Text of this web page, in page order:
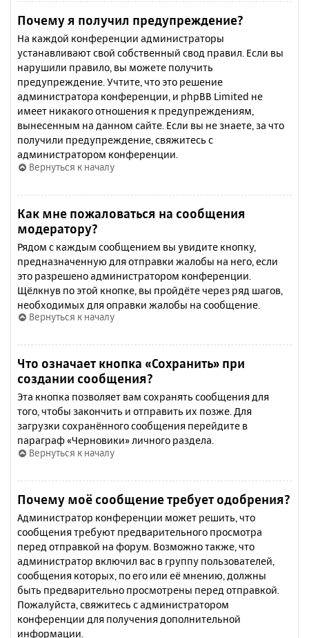
Почему я получил предупреждение?
На каждой конференции администраторы
устанавливают свой собственный свод правил. Если вы
нарушили правило, вы можете получить
предупреждение. Учтите, что это решение
администратора конференции, и phpBB Limited не
имеет никакого отношения к предупреждениям,
вынесенным на данном сайте. Если вы не знаете, за что
получили предупреждение, свяжитесь с
администратором конференции.
Вернуться к началу
Как мне пожаловаться на сообщения
модератору?
Рядом с каждым сообщением вы увидите кнопку,
предназначенную для отправки жалобы на него, если
это разрешено администратором конференции.
Щёлкнув по этой кнопке, вы пройдёте через ряд шагов,
необходимых для оправки жалобы на сообщение.
Вернуться к началу
Что означает кнопка «Сохранить» при
создании сообщения?
Эта кнопка позволяет вам сохранять сообщения для
того, чтобы закончить и отправить их позже. Для
загрузки сохранённого сообщения перейдите в
параграф «Черновики» личного раздела.
Вернуться к началу
Почему моё сообщение требует одобрения?
Администратор конференции может решить, что
сообщения требуют предварительного просмотра
перед отправкой на форум. Возможно также, что
администратор включил вас в группу пользователей,
сообщения которых, по его или её мнению, должны
быть предварительно просмотрены перед отправкой.
Пожалуйста, свяжитесь с администратором
конференции для получения дополнительной
информации.